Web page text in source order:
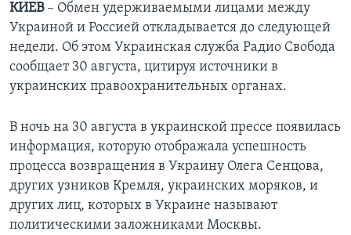
КИЕВ – Обмен удерживаемыми лицами между
Украиной и Россией откладывается до следующей
недели. Об этом Украинская служба Радио Свобода
сообщает 30 августа, цитируя источники в
украинских правоохранительных органах.
В ночь на 30 августа в украинской прессе появилась
информация, которую отображала успешность
процесса возвращения в Украину Олега Сенцова,
других узников Кремля, украинских моряков, и
других лиц, которых в Украине называют
политическими заложниками Москвы.